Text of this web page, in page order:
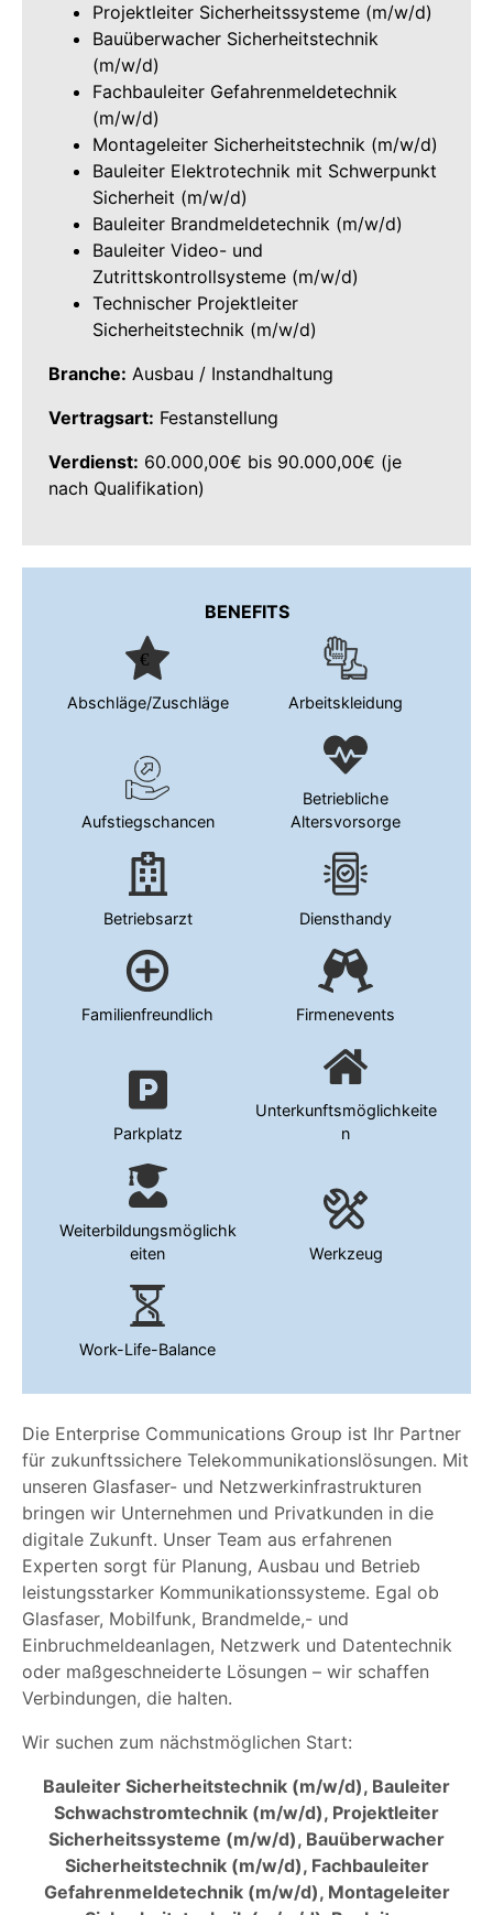
Die Enterprise Communications Group ist Ihr Partner
für zukunftssichere Telekommunikationslösungen. Mit
unseren Glasfaser- und Netzwerkinfrastrukturen
bringen wir Unternehmen und Privatkunden in die
digitale Zukunft. Unser Team aus erfahrenen
Experten sorgt für Planung, Ausbau und Betrieb
leistungsstarker Kommunikationssysteme. Egal ob
Glasfaser, Mobilfunk, Brandmelde,- und
Einbruchmeldeanlagen, Netzwerk und Datentechnik
oder maßgeschneiderte Lösungen – wir schaffen
Verbindungen, die halten.
Wir suchen zum nächstmöglichen Start:
Bauleiter Sicherheitstechnik (m/w/d), Bauleiter
Schwachstromtechnik (m/w/d), Projektleiter
Sicherheitssysteme (m/w/d), Bauüberwacher
Sicherheitstechnik (m/w/d), Fachbauleiter
Gefahrenmeldetechnik (m/w/d), Montageleiter
Projektleiter Sicherheitssysteme (m/w/d)
Bauüberwacher Sicherheitstechnik
(m/w/d)
Fachbauleiter Gefahrenmeldetechnik
(m/w/d)
Montageleiter Sicherheitstechnik (m/w/d)
Bauleiter Elektrotechnik mit Schwerpunkt
Sicherheit (m/w/d)
Bauleiter Brandmeldetechnik (m/w/d)
Bauleiter Video- und
Zutrittskontrollsysteme (m/w/d)
Technischer Projektleiter
Sicherheitstechnik (m/w/d)
Branche: Ausbau / Instandhaltung
Vertragsart: Festanstellung
Verdienst: 60.000,00€ bis 90.000,00€ (je
nach Qualifikation)
BENEFITS
Abschläge/Zuschläge Arbeitskleidung
Aufstiegschancen
Betriebliche
Altersvorsorge
Betriebsarzt Diensthandy
Familienfreundlich Firmenevents
Parkplatz
Unterkunftsmöglichkeite
n
Weiterbildungsmöglichk
eiten
Werkzeug
Work-Life-Balance